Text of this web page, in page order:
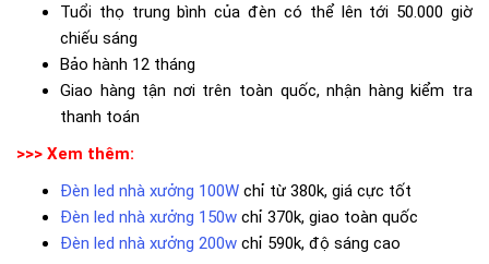
Tuổi thọ trung bình của đèn có thể lên tới 50.000 giờ
chiếu sáng
Bảo hành 12 tháng
Giao hàng tận nơi trên toàn quốc, nhận hàng kiểm tra
thanh toán
>>> Xem thêm:
Đèn led nhà xưởng 100W chỉ từ 380k, giá cực tốt
Đèn led nhà xưởng 150w chỉ 370k, giao toàn quốc
Đèn led nhà xưởng 200w chỉ 590k, độ sáng cao